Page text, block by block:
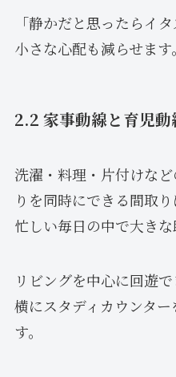
「静かだと思ったらイ
小さな心配も減らせます。
2.2 家事動線と育児動
洗濯・料理・片付けな
りを同時にできる間取り
忙しい毎日の中で大きな
リビングを中心に回遊
横にスタディカウンタ
す。